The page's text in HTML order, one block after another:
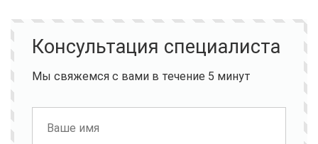
Консультация специалиста
Мы свяжемся с вами в течение 5 минут